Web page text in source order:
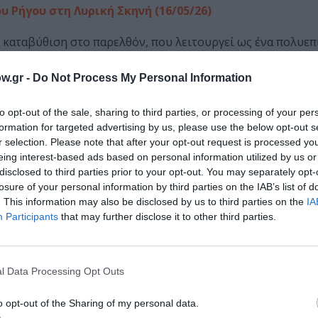
- Do Not Process My Personal Information
opt-out of the sale, sharing to third parties, or processing of your
for targeted advertising by us, please use the below opt-out
selection. Please note that after your opt-out request is processed
interest-based ads based on personal information utilized by us
to third parties prior to your opt-out. You may separately
of your personal information by third parties on the IAB’s list of
This information may also be disclosed by us to third parties on the
Participants that may further disclose it to other third parties.
Data Processing Opt Outs
opt-out of the Sharing of my personal data.
Ρήγου στη Λυρική Σκηνή (16/05/26)
στο παρελθόν, που λειτουργεί ως ένα
καλλιτεχνικό mixtape, ο Κωνσταντίνος Ρήγος
από τα πρώτα του βήματα έως τη διαμόρφωση
στο Κτήριο Τσίλερα (16-17/05/26)
τον Πρίαμο να γονατίζει μπροστά στον Αχιλλέα,
μια σύγχρονη αφήγηση, που θέτει στο επίκεντρο τη
της μνήμης– αλλά και την κρίσιμη πράξη της
του Γιάννη Νταλιάνη, στο Θέατρο
του Ντοστογιέφσκι «Ήμερη» με τον υπότιτλο «Η